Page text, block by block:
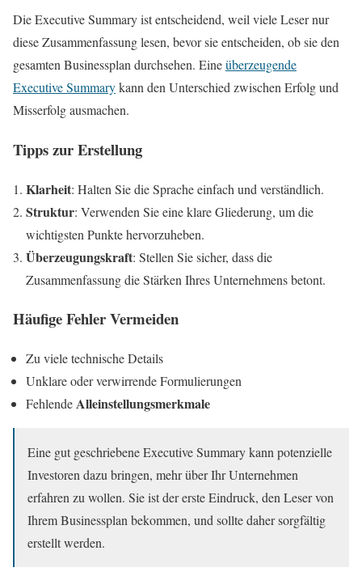
Die Executive Summary ist entscheidend, weil viele Leser nur
diese Zusammenfassung lesen, bevor sie entscheiden, ob sie den
gesamten Businessplan durchsehen. Eineüberzeugende
Executive Summarykann den Unterschied zwischen Erfolg und
Misserfolg ausmachen.
Tipps zur Erstellung
Klarheit: Halten Sie die Sprache einfach und verständlich.
Struktur: Verwenden Sie eine klare Gliederung, um die
wichtigsten Punkte hervorzuheben.
Überzeugungskraft: Stellen Sie sicher, dass die
Zusammenfassung die Stärken Ihres Unternehmens betont.
Häufige Fehler Vermeiden
Zu viele technische Details
Unklare oder verwirrende Formulierungen
FehlendeAlleinstellungsmerkmale
Eine gut geschriebene Executive Summary kann potenzielle
Investoren dazu bringen, mehr über Ihr Unternehmen
erfahren zu wollen. Sie ist der erste Eindruck, den Leser von
Ihrem Businessplan bekommen, und sollte daher sorgfältig
erstellt werden.